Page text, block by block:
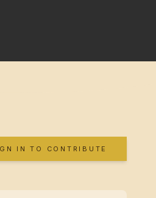
IN TO CONTRIBUTE